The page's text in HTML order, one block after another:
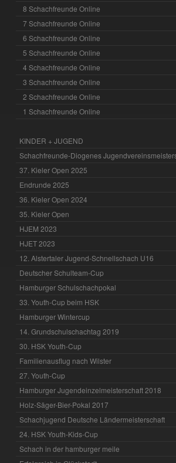
8 Schachfreunde Online
7 Schachfreunde Online
6 Schachfreunde Online
5 Schachfreunde Online
4 Schachfreunde Online
3 Schachfreunde Online
2 Schachfreunde Online
1 Schachfreunde Online
KINDER + JUGEND
Schachfreunde-Diogenes
37. Kieler Open 2025
Endrunde 2025
36. Kieler Open 2024
35. Kieler Open
HJEM 2023
HJET 2023
12. Alstertaler Jugend-Schnellschach U16
Deutscher Schulteam-Cup
Hamburger Schulschachpokal
33. Youth-Cup beim HSK
Hamburger Wintercup
14. Grundschulschachtag 2019
30. HSK Youth-Cup
Familienausflug nach Wilster
27. Youth-Cup
Hamburger Jugendeinzelmeisterschaft 2018
Holz-Säger-Bier-Pokal 2017
Schachjugend Deutsche Ländermeisterschaft
24. HSK Youth-Kids-Cup
Schach in der hamburger meile